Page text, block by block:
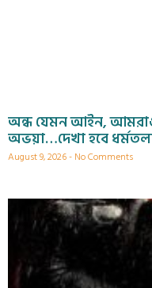
অন্ধ যেমন আইন, আমরাও
অভয়া…দেখা হবে
August 9, 2026 No Comments